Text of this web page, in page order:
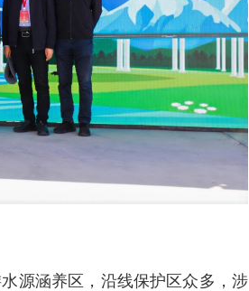
源涵养区，沿线保护区众多，涉